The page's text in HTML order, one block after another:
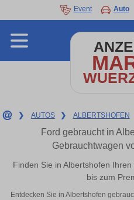
Event Auto
❯ AUTOS ❯ ALBERTSHOFEN
Ford gebraucht in
Gebrauchtwagen
Finden Sie in Albertshofen
bis zum
Entdecken Sie in Albertshofen